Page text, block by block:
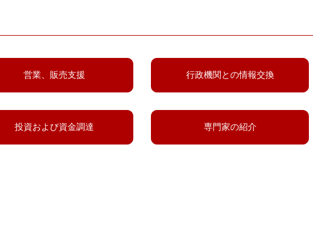
営業、販売支援 行政機関との情報交換
投資および資金調達 専門家の紹介